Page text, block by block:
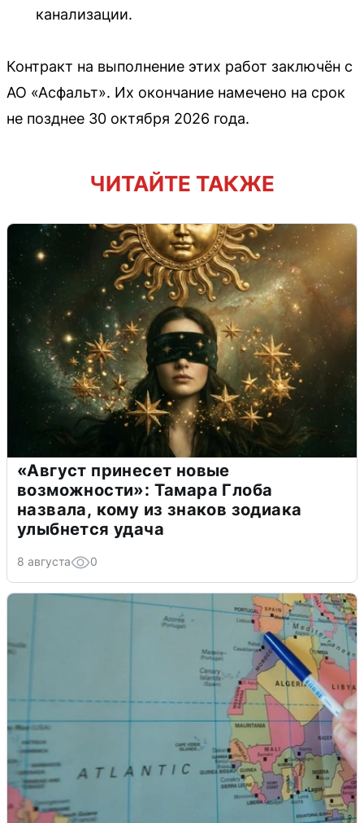
канализации.
Контракт на выполнение этих работ заключён с
АО «Асфальт». Их окончание намечено на срок
не позднее 30 октября 2026 года.
ЧИТАЙТЕ ТАКЖЕ
«Август принесет новые
возможности»: Тамара Глоба
назвала, кому из знаков зодиака
улыбнется удача
8 августа 0